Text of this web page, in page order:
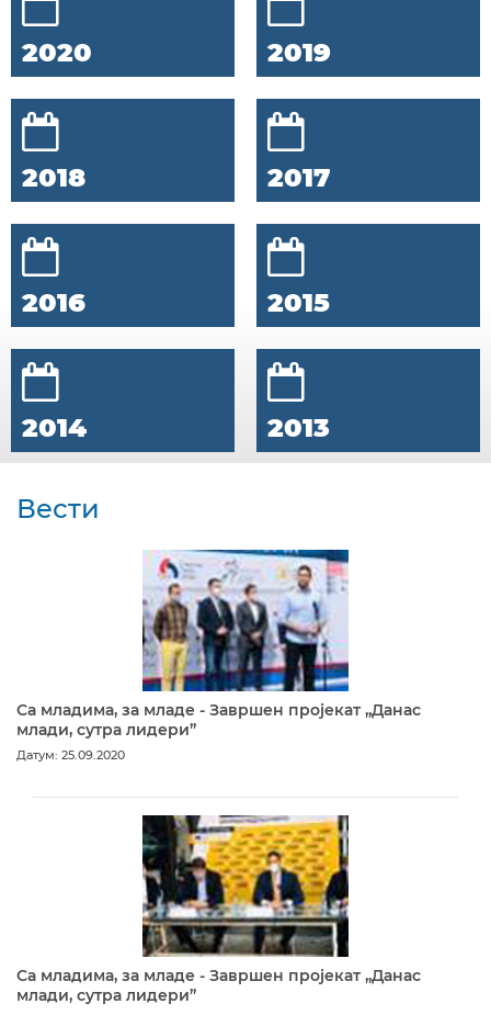
2020 2019
2018 2017
2016 2015
2014 2013
Вести
Са младима, за младе - Завршен пројекат „Данас
млади, сутра лидери”
Датум: 25.09.2020
Са младима, за младе - Завршен пројекат „Данас
млади, сутра лидери”